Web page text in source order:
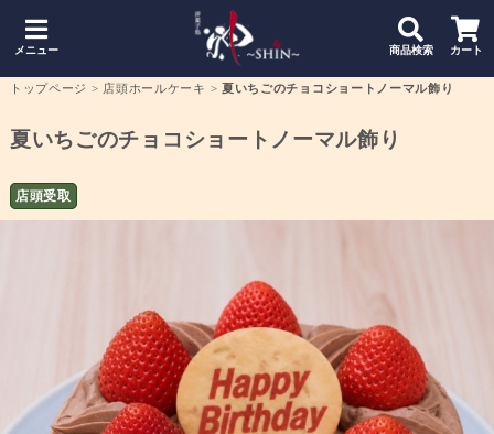
メニュー 商品検索 カート
トップページ > 店頭ホールケーキ > 夏いちごのチョコショートノーマル飾り
夏いちごのチョコショートノーマル飾り
店頭受取